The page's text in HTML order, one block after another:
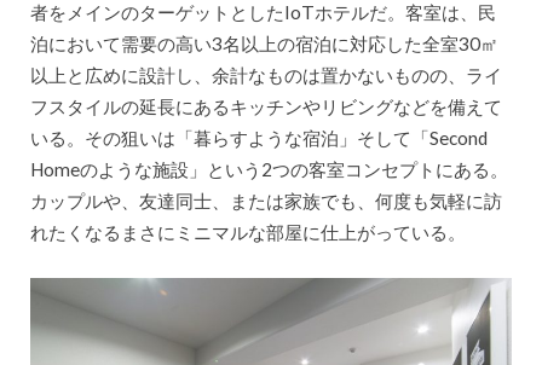
者をメインのターゲットとしたIoTホテルだ。客室は、民
泊において需要の高い3名以上の宿泊に対応した全室30㎡
以上と広めに設計し、余計なものは置かないものの、ライ
フスタイルの延長にあるキッチンやリビングなどを備えて
いる。その狙いは「暮らすような宿泊」そして「Second
Homeのような施設」という2つの客室コンセプトにある。
カップルや、友達同士、または家族でも、何度も気軽に訪
れたくなるまさにミニマルな部屋に仕上がっている。